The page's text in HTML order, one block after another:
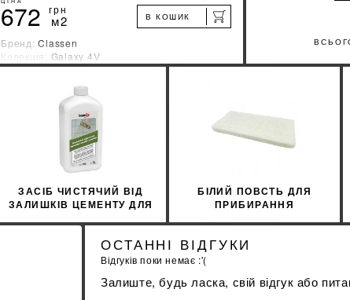
672 грн
м2 В КОШИК
Бренд:Classen
Колекція: Galaxy 4V
Країна-виробник:Германия
ДІЗНАЙТИСЯ ЗНИЖКУ
КУПИТИ
ЗАСІБ ЧИСТЯЧИЙ ВІД
ЗАЛИШКІВ ЦЕМЕНТУ ДЛЯ
ЗАСТОСУВАНЬ SOPRO
ZEA 703/1 1Л
БІЛИЙ ПОВСТЬ ДЛЯ
ПРИБИРАННЯ
ОСТАННІ ВІДГУКИ
Відгуків поки немає :'(
Залиште, будь ласка, свій відгук або